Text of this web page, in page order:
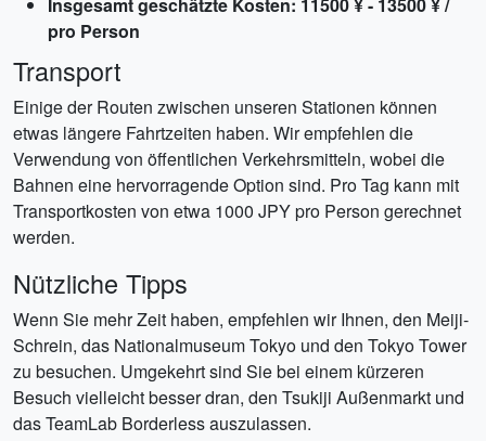
pro Person
Transport
Einige der Routen zwischen unseren Stationen können
etwas längere Fahrtzeiten haben. Wir empfehlen die
Verwendung von öffentlichen Verkehrsmitteln, wobei die
Bahnen eine hervorragende Option sind. Pro Tag kann mit
Transportkosten von etwa 1000 JPY pro Person gerechnet
werden.
Nützliche Tipps
Wenn Sie mehr Zeit haben, empfehlen wir Ihnen, den Meiji-
Schrein, das Nationalmuseum Tokyo und den Tokyo Tower
zu besuchen. Umgekehrt sind Sie bei einem kürzeren
Besuch vielleicht besser dran, den Tsukiji Außenmarkt und
das TeamLab Borderless auszulassen.